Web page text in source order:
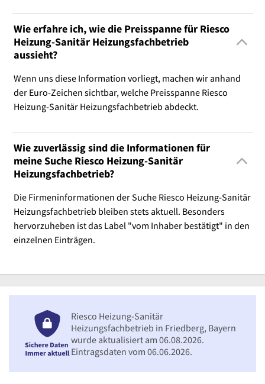
Wie erfahre ich, wie die Preisspanne für Riesco
Heizung-Sanitär Heizungsfachbetrieb
aussieht?
Wenn uns diese Information vorliegt, machen wir anhand
der Euro-Zeichen sichtbar, welche Preisspanne Riesco
Heizung-Sanitär Heizungsfachbetrieb abdeckt.
Wie zuverlässig sind die Informationen für
meine Suche Riesco Heizung-Sanitär
Heizungsfachbetrieb?
Die Firmeninformationen der Suche Riesco Heizung-Sanitär
Heizungsfachbetrieb bleiben stets aktuell. Besonders
hervorzuheben ist das Label "vom Inhaber bestätigt" in den
einzelnen Einträgen.
Riesco Heizung-Sanitär
Heizungsfachbetrieb in Friedberg, Bayern
wurde aktualisiert am 06.08.2026.
Eintragsdaten vom 06.06.2026.